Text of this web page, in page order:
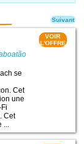
se
Cet
une
Cet
...
VOIR
L'OFFRE
Suivant